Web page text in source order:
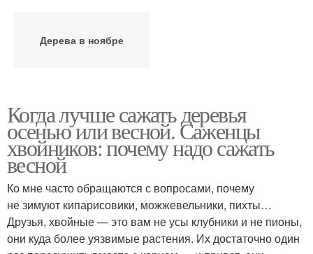
Дерева в ноябре
Когда лучше сажать деревья
осенью или весной. Саженцы
хвойников: почему надо сажать
весной
Ко мне часто обращаются с вопросами, почему
не зимуют кипарисовики, можжевельники, пихты…
Друзья, хвойные — это вам не усы клубники и не пионы,
они куда более уязвимые растения. Их достаточно один